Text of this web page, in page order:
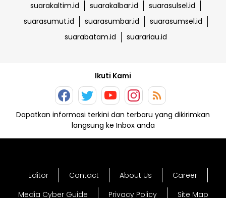
suarakaltim.id
suarakalbar.id
suarasulsel.id
suarasumut.id
suarasumbar.id
suarasumsel.id
suarabatam.id
suarariau.id
Ikuti Kami
Dapatkan informasi terkini dan terbaru yang dikirimkan
langsung ke Inbox anda
Editor Contact About Us
Career
Media Cyber Guide
Privacy Policy Site Map